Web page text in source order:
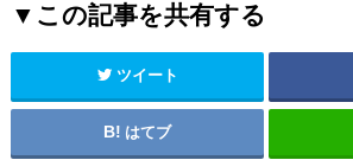
▼この記事を共有する
ツイート
はてブ